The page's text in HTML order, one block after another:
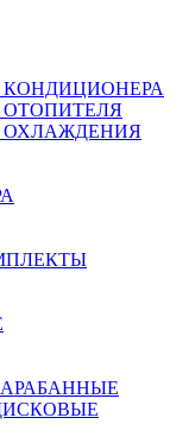
ОТОПИТЕЛЯ
ОХЛАЖДЕНИЯ